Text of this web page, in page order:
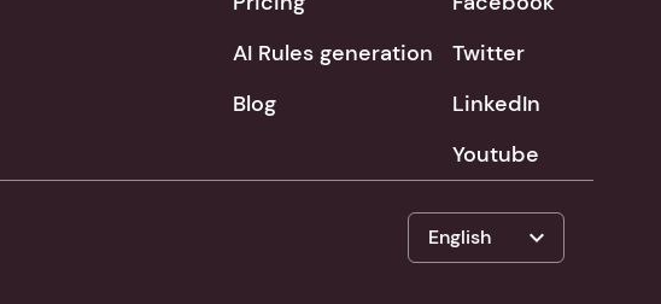
AI Rules generation
Blog
Twitter
LinkedIn
Youtube
English expand_more